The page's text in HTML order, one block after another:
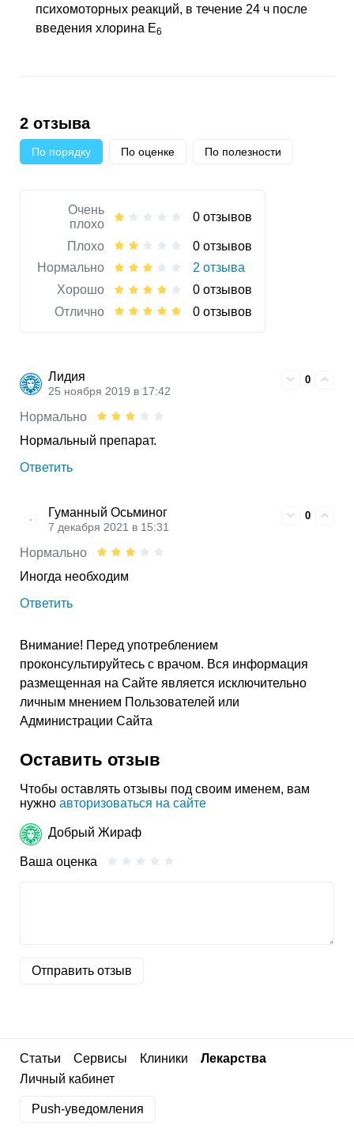
психомоторных реакций, в течение 24 ч после
введения хлорина Е6
2 отзыва
По порядку По оценке По полезности
Очень
плохо
0 отзывов
Плохо
0 отзывов
Нормально
2 отзыва
Хорошо
0 отзывов
Отлично
0 отзывов
Лидия
25 ноября 2019 в 17:42
0
Нормально
Нормальный препарат.
Ответить
Гуманный Осьминог
7 декабря 2021 в 15:31
0
Нормально
Иногда необходим
Ответить
Внимание! Перед употреблением
проконсультируйтесь с врачом. Вся информация
размещенная на Сайте является исключительно
личным мнением Пользователей или
Администрации Сайта
Оставить отзыв
Чтобы оставлять отзывы под своим именем, вам
нужно авторизоваться на сайте
Добрый Жираф
Ваша оценка
Отправить отзыв
Статьи Сервисы Клиники
Лекарства
Личный кабинет
Push-уведомления